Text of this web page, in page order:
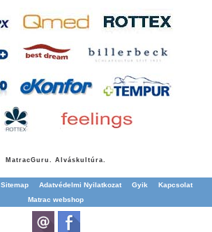
MatracGuru. Alváskultúra.
Sitemap Adatvédelmi Nyilatkozat Gyik
Kapcsolat
Matrac webshop